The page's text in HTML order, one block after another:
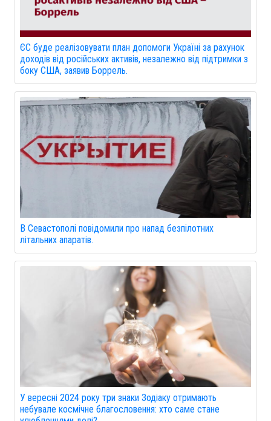
ЄС буде реалізовувати план допомоги Україні за рахунок
доходів від російських активів, незалежно від підтримки з
боку США, заявив Боррель.
В Севастополі повідомили про напад безпілотних
літальних апаратів.
У вересні 2024 року три знаки Зодіаку отримають
небувале космічне благословення: хто саме стане